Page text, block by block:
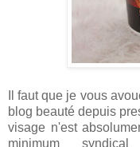
Il faut que je vous
blog beauté depuis
visage n'est
minimum